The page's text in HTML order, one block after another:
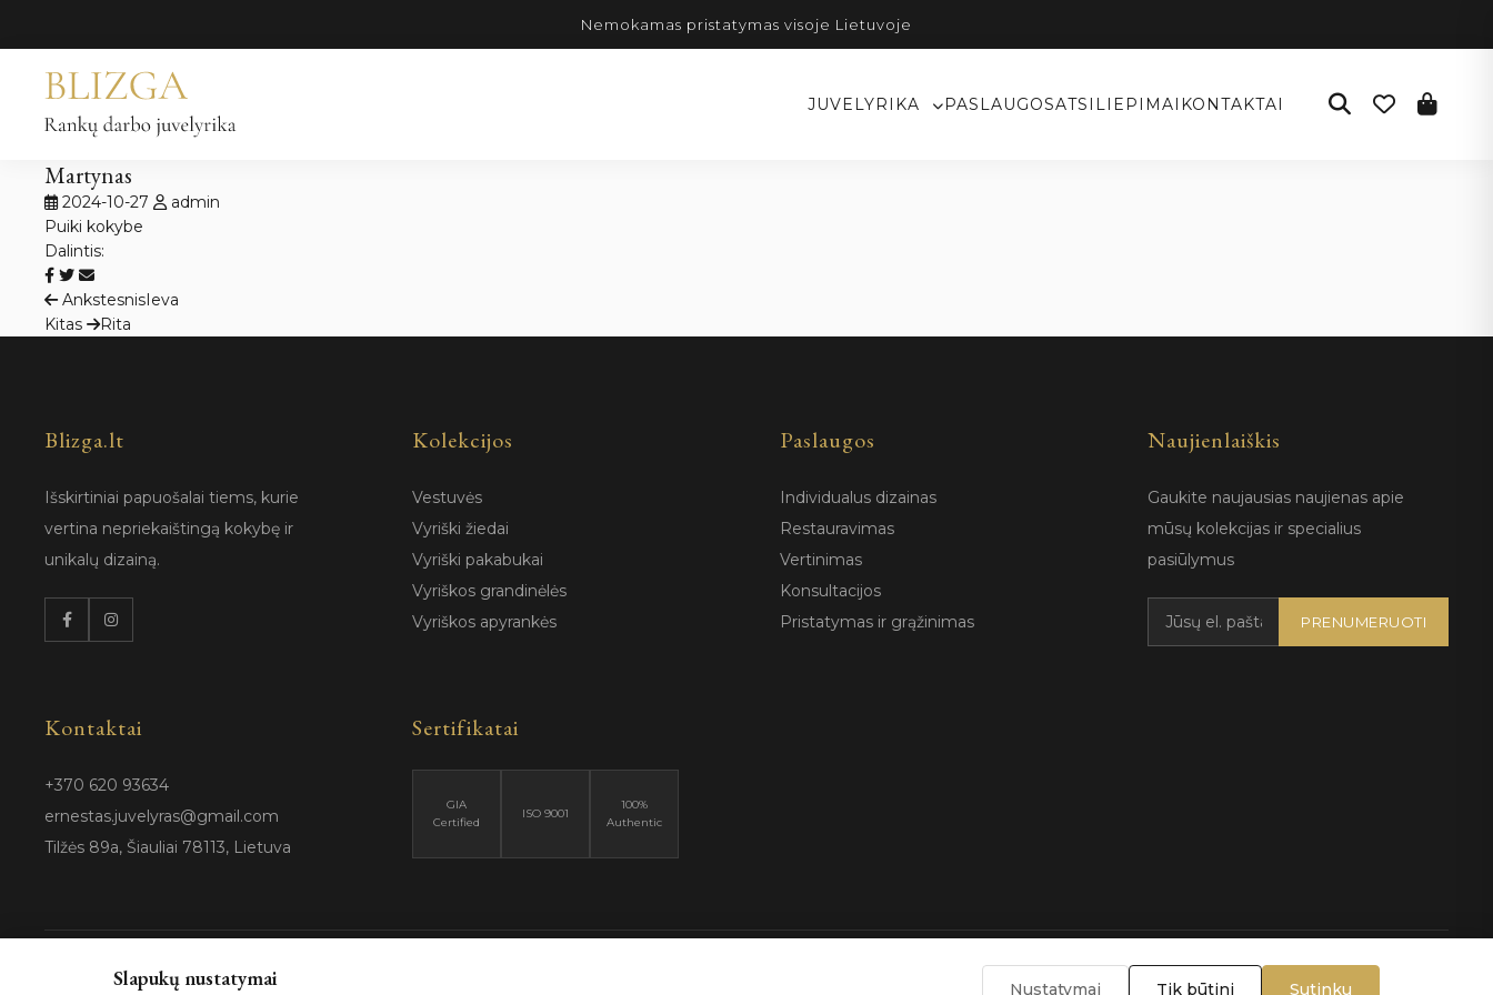
Nemokamas pristatymas visoje Lietuvoje
JUVELYRIKA PASLAUGOSATSILIEPIMAI KONTAKTAI
Martynas
2024-10-27
admin
Puiki kokybe
Dalintis:
Navigacija
tarp
AnkstesnisIeva
Kitas
Rita
Blizga.lt
Išskirtiniai papuošalai tiems, kurie
vertina nepriekaištingą kokybę ir
unikalų dizainą.
Kolekcijos
Vestuvės
Vyriški žiedai
Vyriški pakabukai
Vyriškos grandinėlės
Vyriškos apyrankės
Paslaugos
Individualus dizainas
Restauravimas
Vertinimas
Konsultacijos
Pristatymas ir grąžinimas
Naujienlaiškis
Gaukite naujausias naujienas apie
mūsų kolekcijas ir specialius
pasiūlymus
PRENUMERUOTI
Kontaktai
+370 620 93634
ernestas.juvelyras@gmail.com
Tilžės 89a, Šiauliai 78113, Lietuva
Sertifikatai
GIA
Certified
ISO 9001
100%
Authentic
Naudojimo sąlygos
Slapukų nustatymai Nustatymai Tik būtini Sutinku